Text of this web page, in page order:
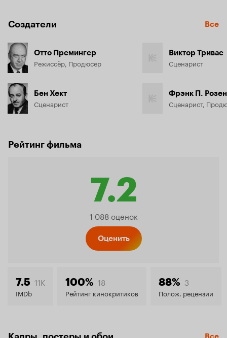
Создатели Все
Отто Премингер
Режиссёр, Продюсер
Бен Хект
Сценарист
Виктор Тривас
Сценарист
Фрэнк П.
Сценарист,
Рейтинг фильма
7.2
Рейтинг
7.2
1 088 оценок
Оценить
7.5 11K
IMDb
100% 18
Рейтинг кинокритиков
88% 3
Полож. рецензии